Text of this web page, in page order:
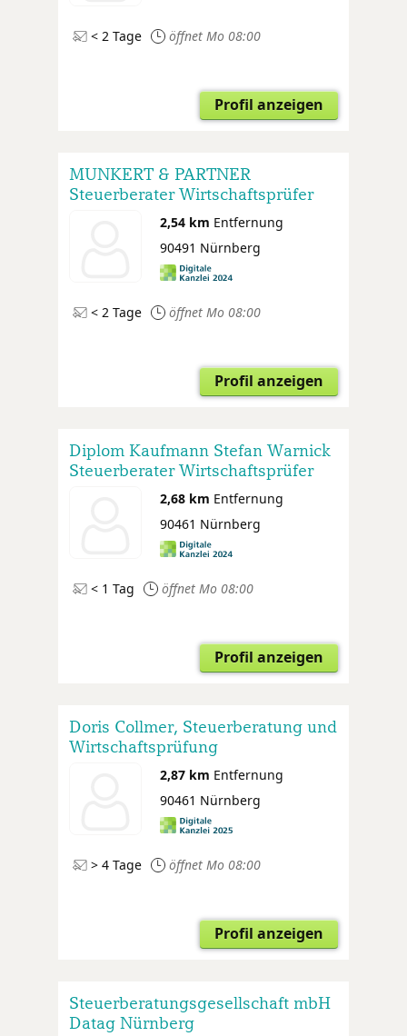
< 2 Tage öffnet Mo 08:00
Profil anzeigen
MUNKERT & PARTNER
Steuerberater Wirtschaftsprüfer
Rechtsanwälte2,54 km Entfernung
90491 Nürnberg
< 2 Tage öffnet Mo 08:00
Profil anzeigen
Diplom Kaufmann Stefan Warnick
Steuerberater Wirtschaftsprüfer
2,68 km Entfernung
90461 Nürnberg
< 1 Tag öffnet Mo 08:00
Profil anzeigen
Doris Collmer, Steuerberatung und
Wirtschaftsprüfung
2,87 km Entfernung
90461 Nürnberg
> 4 Tage öffnet Mo 08:00
Profil anzeigen
Steuerberatungsgesellschaft mbH
Datag Nürnberg